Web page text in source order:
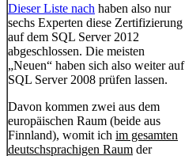
Dieser Liste nach haben also nur
sechs Experten diese Zertifizierung
auf dem SQL Server 2012
abgeschlossen. Die meisten
„Neuen“ haben sich also weiter auf
SQL Server 2008 prüfen lassen.
Davon kommen zwei aus dem
europäischen Raum (beide aus
Finnland), womit ich im gesamten
deutschsprachigen Raum der